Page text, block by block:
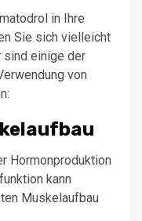
in Ihre
Sie sich vielleicht
sind einige der
von
Hormonproduktion
kann
Muskelaufbau